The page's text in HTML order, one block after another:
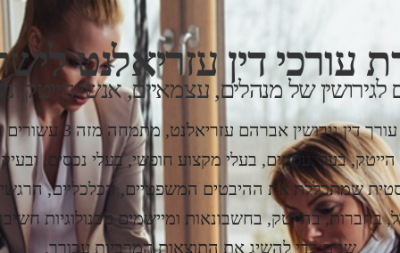
עורכי דין עזריאלנט
לגירושין של מנהלים, עצמאיים, אנשי הייטק
חברת עורכי דין
הייטק, בעלי עסקים, בעלי מקצוע חופשי, בעלי נכסים,
שמתכללת את ההיבטים המשפטיים, הכלכליים,
שנים כדי להשיג את התוצאות המרביות עבורך.